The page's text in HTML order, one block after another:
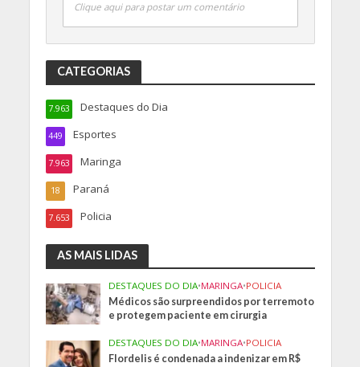
Clique aqui para postar um comentário
CATEGORIAS
Destaques do Dia
7.963
Esportes
449
Maringa
7.963
Paraná
18
Policia
7.653
AS MAIS LIDAS
DESTAQUES DO DIA•MARINGA•POLICIA
Médicos são surpreendidos por terremoto
e protegem paciente em cirurgia
DESTAQUES DO DIA•MARINGA•POLICIA
Flordelis é condenada a indenizar em R$